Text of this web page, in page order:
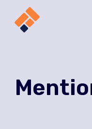
contenu